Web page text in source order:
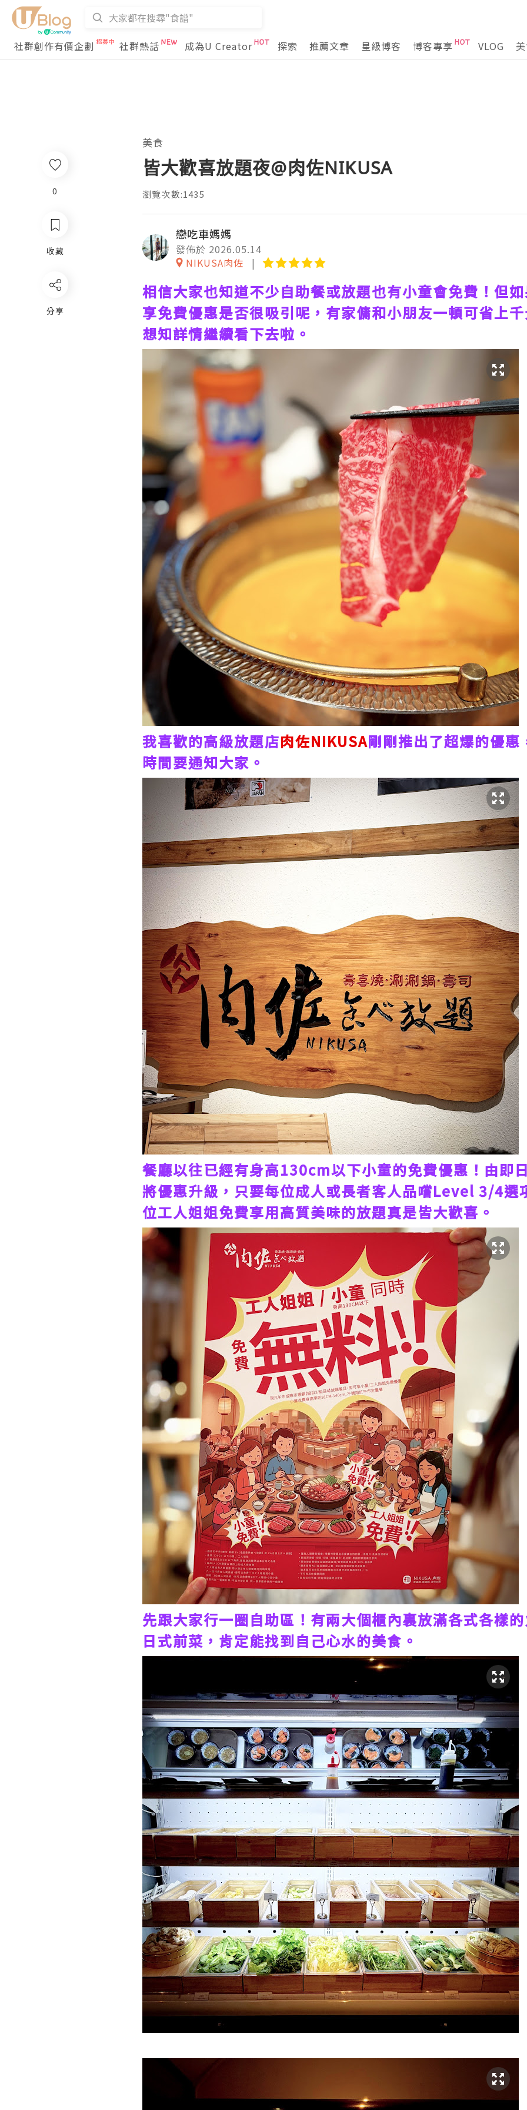
社群創作有價企劃
社群熱話 成為U Creator 探索 推薦文章 星級博客 博客專享 VLOG
0
收藏
分享
美食
皆大歡喜放題夜@肉佐NIKUSA
瀏覽次數:1435
戀吃車媽媽
發佈於 2026.05.14
NIKUSA肉佐
相信大家也知道不少自助餐或放題也有小童會免費！但
享免費優惠是否很吸引呢，有家傭和小朋友一頓可省上千
想知詳情繼續看下去啦。
我喜歡的高級放題店肉佐NIKUSA剛剛推出了超爆的優惠
時間要通知大家。
餐廳以往已經有身高130cm以下小童的免費優惠！由即
將優惠升級，只要每位成人或長者客人品嚐Level 3/4選
位工人姐姐免費享用高質美味的放題真是皆大歡喜。
先跟大家行一圈自助區！有兩大個櫃內裏放滿各式各樣
日式前菜，肯定能找到自己心水的美食。